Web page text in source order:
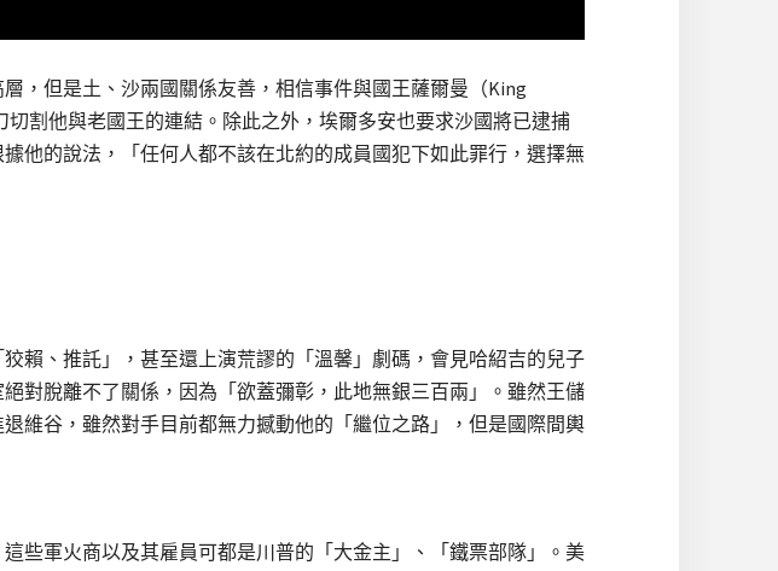
，但是土、沙兩國關係友善，相信事件與國王薩爾曼（King
割他與老國王的連結。除此之外，埃爾多安也要求沙國將已逮捕
他的說法，「任何人都不該在北約的成員國犯下如此罪行，選擇無
賴、推託」，甚至還上演荒謬的「溫馨」劇碼，會見哈紹吉的兒子
對脫離不了關係，因為「欲蓋彌彰，此地無銀三百兩」。雖然王儲
維谷，雖然對手目前都無力撼動他的「繼位之路」，但是國際間輿
些軍火商以及其雇員可都是川普的「大金主」、「鐵票部隊」。美